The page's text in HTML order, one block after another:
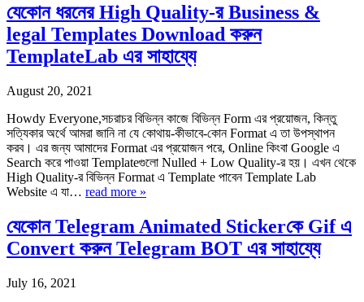
যেকোন ধরনের High Quality-র Business &
legal Templates Download করুন
TemplateLab এর সাহায্যে
August 20, 2021
Howdy Everyone,সচরাচর বিভিন্ন কাজে বিভিন্ন Form এর প্রয়োজন, কিন্তু
সত্যিকার অর্থে আমরা জানি না যে কোথায়-কীভাবে-কোন Format এ তা উপস্থাপন
করব। এর জন্য আমাদের Format এর প্রয়োজন পরে, Online কিংবা Google এ
Search করে পাওয়া Templateগুলো Nulled + Low Quality-র হয়। এখন থেকে
High Quality-র বিভিন্ন Format এ Template পাবেন Template Lab
Website এ যা… read more »
যেকোন Telegram Animated Stickerকে Gif এ
Convert করুন Telegram BOT এর সাহায্যে
July 16, 2021